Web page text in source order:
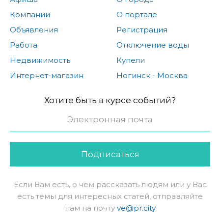
Компании
Объявления
Работа
Недвижимость
Интернет-магазин
О портале
Регистрация
Отключение воды
Купели
Ногинск - Москва
Хотите быть в курсе событий?
Подписаться
Если Вам есть, о чем рассказать людям или у Вас
есть темы для интересных статей, отправляйте
нам на почту ve@pr.city